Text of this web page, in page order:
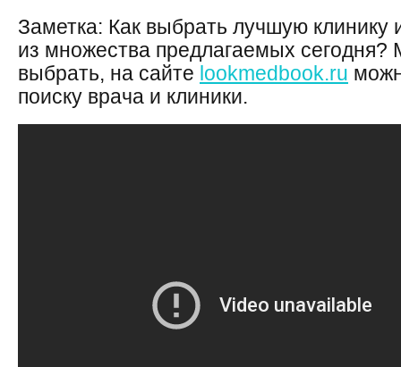
Заметка: Как выбрать лучшую клинику
из множества предлагаемых
выбрать, на сайте lookmedbook.ru
поиску врача и клиники.